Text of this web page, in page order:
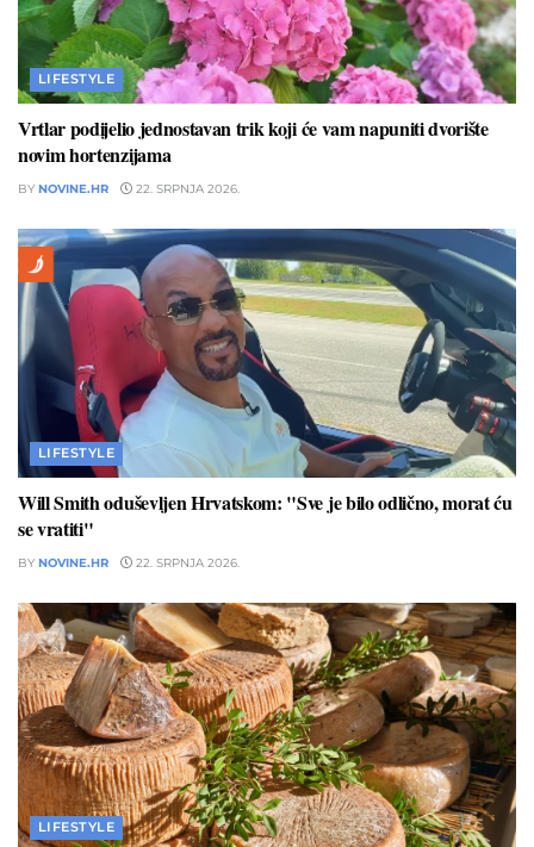
LIFESTYLE
Vrtlar podijelio jednostavan trik koji će vam napuniti dvorište
novim hortenzijama
BY NOVINE.HR 22. SRPNJA 2026.
LIFESTYLE
Will Smith oduševljen Hrvatskom: "Sve je bilo odlično, morat ću
se vratiti"
BY NOVINE.HR 22. SRPNJA 2026.
LIFESTYLE